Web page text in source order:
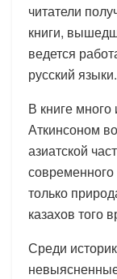
читатели
книги,
ведется
русский языки.
В книге
Аткинсоном
азиатской
только
казахов того
Среди